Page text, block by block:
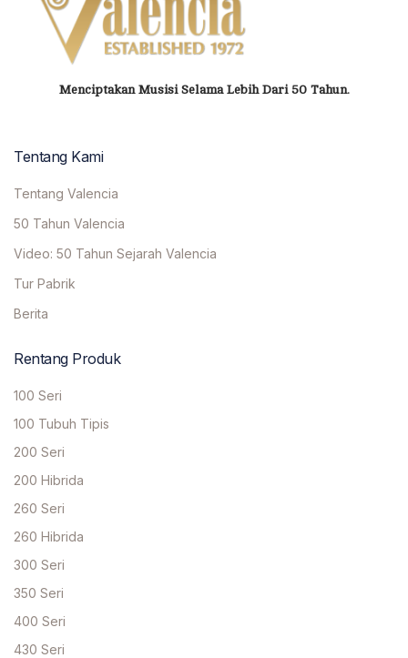
Menciptakan Musisi Selama Lebih Dari 50 Tahun.
Tentang Kami
Tentang Valencia
50 Tahun Valencia
Video: 50 Tahun Sejarah Valencia
Tur Pabrik
Berita
Rentang Produk
100 Seri
100 Tubuh Tipis
200 Seri
200 Hibrida
260 Seri
260 Hibrida
300 Seri
350 Seri
400 Seri
430 Seri